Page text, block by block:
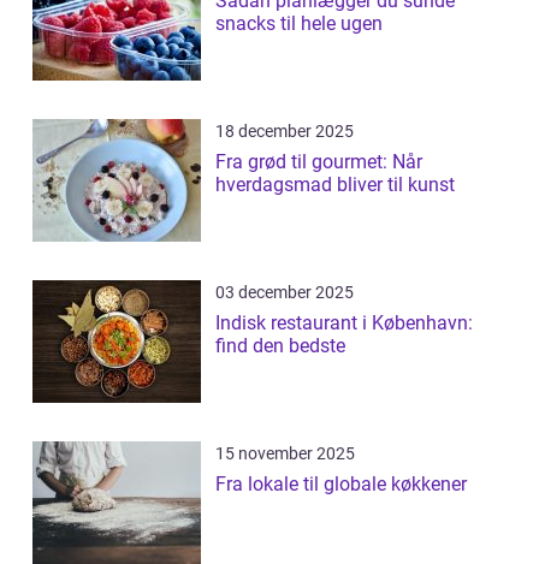
snacks til hele ugen
18 december 2025
Fra grød til gourmet: Når
hverdagsmad bliver til kunst
03 december 2025
Indisk restaurant i København:
find den bedste
15 november 2025
Fra lokale til globale køkkener